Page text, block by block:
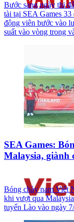
Bước sang ngày thi
tài tại SEA Games
động viên bước vào
suất vào vòng trong
SEA Games:
Malaysia, giành
Bóng chày nam Việt
khi vượt qua
tuyển Lào vào ngày